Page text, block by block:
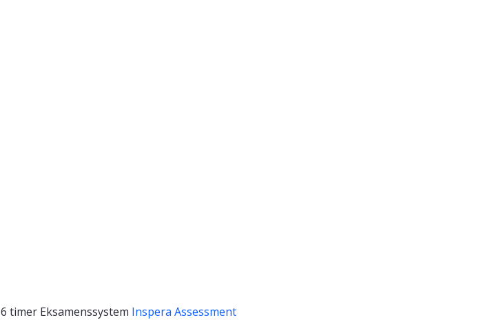
6 timer Eksamenssystem Inspera Assessment